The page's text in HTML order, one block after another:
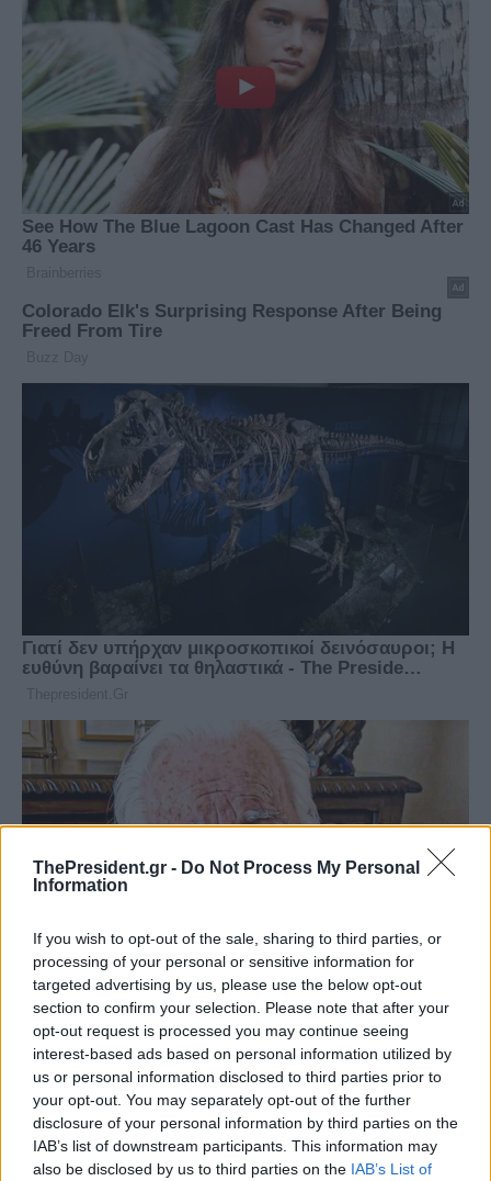
ThePresident.gr - Do Not Process My Personal
Information
If you wish to opt-out of the sale, sharing to third parties, or
processing of your personal or sensitive information for
targeted advertising by us, please use the below opt-out
section to confirm your selection. Please note that after your
opt-out request is processed you may continue seeing
interest-based ads based on personal information utilized by
us or personal information disclosed to third parties prior to
your opt-out. You may separately opt-out of the further
disclosure of your personal information by third parties on the
IAB’s list of downstream participants. This information may
also be disclosed by us to third parties on the IAB’s List of